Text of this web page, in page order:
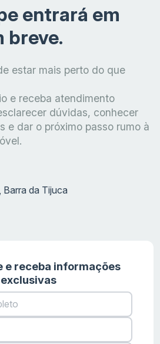
entrará em
breve.
estar mais perto do que
e receba atendimento
dúvidas, conhecer
e dar o próximo passo rumo à
da Tijuca
e receba informações
exclusivas